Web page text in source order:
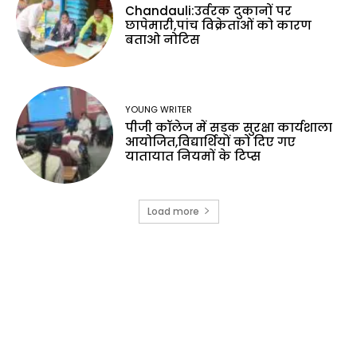
Chandauli:उर्वरक दुकानों पर
छापेमारी,पांच विक्रेताओं को कारण
बताओ नोटिस
YOUNG WRITER
पीजी कॉलेज में सड़क सुरक्षा कार्यशाला
आयोजित,विद्यार्थियों को दिए गए
यातायात नियमों के टिप्स
Load more